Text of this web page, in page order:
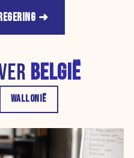
BELGIË
WALLONIË